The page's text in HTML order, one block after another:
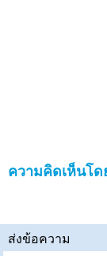
ความคิดเห็นโด
ส่งข้อความ